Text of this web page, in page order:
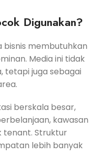
Digunakan?
bisnis membutuhkan
Media ini tidak
tetapi juga sebagai
berskala besar,
kawasan
tenant. Struktur
lebih banyak